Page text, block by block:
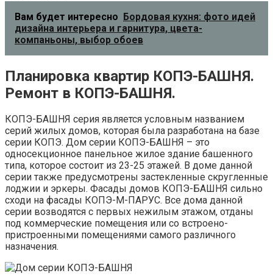
Вам будет интересно Бордовая кухня: фото идей
дизайна интерьера и гарнитура, цвета-
компаньоны, выбор обоев
Планировка квартир КОПЭ-БАШНЯ.
Ремонт в КОПЭ-БАШНЯ.
КОПЭ-БАШНЯ серия является условным названием
серий жилых домов, которая была разработана на базе
серии КОПЭ. Дом серии КОПЭ-БАШНЯ – это
односекционное панельное жилое здание башенного
типа, которое состоит из 23-25 этажей. В доме данной
серии также предусмотрены застекленные скругленные
лоджии и эркеры. Фасады домов КОПЭ-БАШНЯ сильно
сходи на фасады КОПЭ-М-ПАРУС. Все дома данной
серии возводятся с первых нежилым этажом, отданы
под коммерческие помещения или со встроено-
пристроенными помещениями самого различного
назначения.